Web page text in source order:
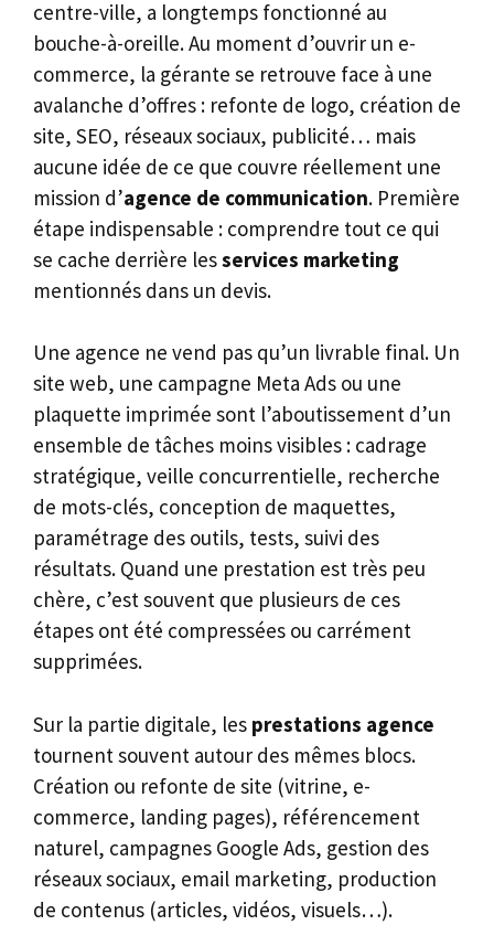
centre-ville, a longtemps fonctionné au
bouche-à-oreille. Au moment d’ouvrir un e-
commerce, la gérante se retrouve face à une
avalanche d’offres : refonte de logo, création de
site, SEO, réseaux sociaux, publicité… mais
aucune idée de ce que couvre réellement une
mission d’agence de communication. Première
étape indispensable : comprendre tout ce qui
se cache derrière lesservices marketing
mentionnés dans un devis.
Une agence ne vend pas qu’un livrable final. Un
site web, une campagne Meta Ads ou une
plaquette imprimée sont l’aboutissement d’un
ensemble de tâches moins visibles : cadrage
stratégique, veille concurrentielle, recherche
de mots-clés, conception de maquettes,
paramétrage des outils, tests, suivi des
résultats. Quand une prestation est très peu
chère, c’est souvent que plusieurs de ces
étapes ont été compressées ou carrément
supprimées.
Sur la partie digitale, les prestations agence
tournent souvent autour des mêmes blocs.
Création ou refonte de site (vitrine, e-
commerce, landing pages), référencement
naturel, campagnes Google Ads, gestion des
réseaux sociaux, email marketing, production
de contenus (articles, vidéos, visuels…).